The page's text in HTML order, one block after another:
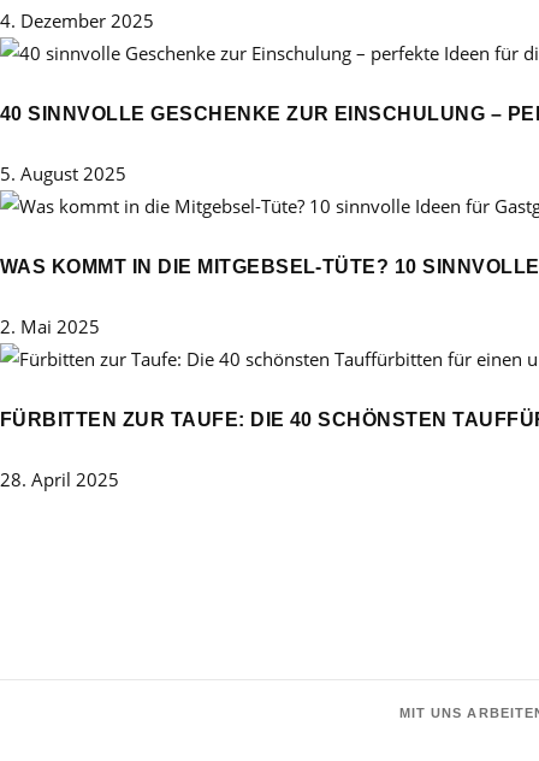
4. Dezember 2025
40 SINNVOLLE GESCHENKE ZUR EINSCHULUNG –
5. August 2025
WAS KOMMT IN DIE MITGEBSEL-TÜTE? 10
2. Mai 2025
FÜRBITTEN ZUR TAUFE: DIE 40 SCHÖNSTEN
28. April 2025
MIT UNS